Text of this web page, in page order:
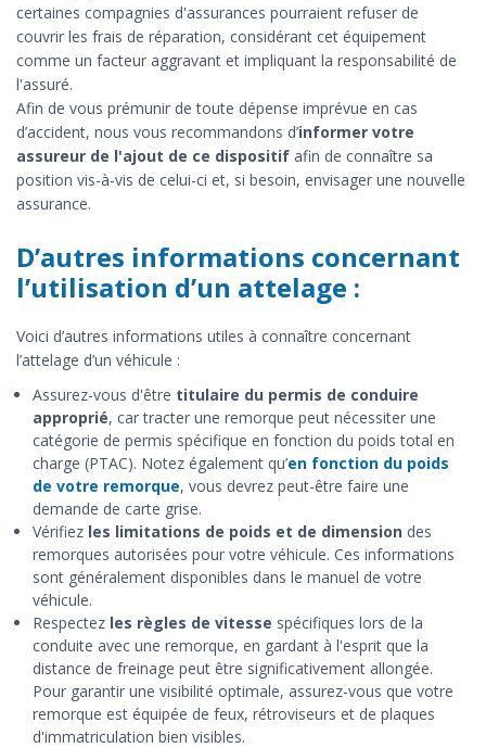
certaines compagnies d'assurances pourraient refuser de
couvrir les frais de réparation, considérant cet équipement
comme un facteur aggravant et impliquant la responsabilité de
l'assuré.
Afin de vous prémunir de toute dépense imprévue en cas
d’accident, nous vous recommandons d’informer votre
assureur de l'ajout de ce dispositif afin de connaître sa
position vis-à-vis de celui-ci et, si besoin, envisager une nouvelle
assurance.
D’autres informations concernant
l’utilisation d’un attelage :
Voici d’autres informations utiles à connaître concernant
l’attelage d’un véhicule :
Assurez-vous d'être titulaire du permis de conduire
approprié, car tracter une remorque peut nécessiter une
catégorie de permis spécifique en fonction du poids total en
charge (PTAC). Notez également qu’en fonction du poids
de votre remorque, vous devrez peut-être faire une
demande de carte grise.
Vérifiez les limitations de poids et de dimension des
remorques autorisées pour votre véhicule. Ces informations
sont généralement disponibles dans le manuel de votre
véhicule.
Respectez les règles de vitesse spécifiques lors de la
conduite avec une remorque, en gardant à l'esprit que la
distance de freinage peut être significativement allongée.
Pour garantir une visibilité optimale, assurez-vous que votre
remorque est équipée de feux, rétroviseurs et de plaques
d'immatriculation bien visibles.